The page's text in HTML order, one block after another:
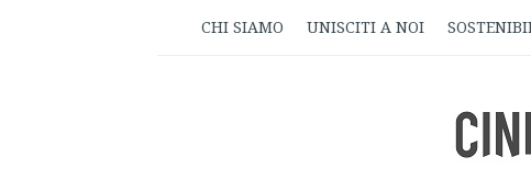
CHI SIAMO UNISCITI A NOI